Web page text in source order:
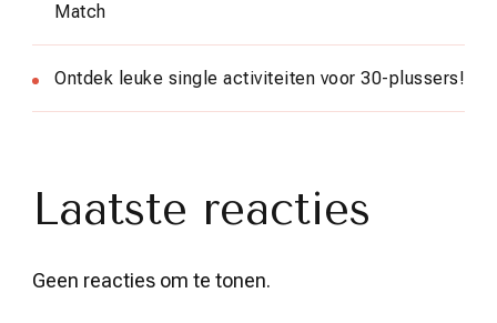
Match
Ontdek leuke single activiteiten voor 30-plussers!
Laatste reacties
Geen reacties om te tonen.